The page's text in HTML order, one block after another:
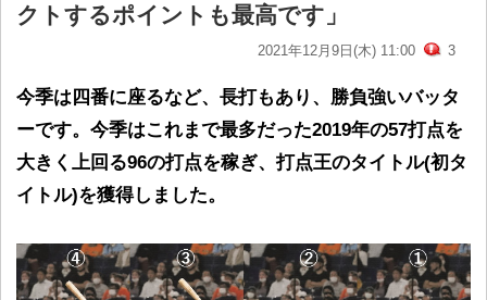
クトするポイントも最高です」
2021年12月9日(木) 11:00 3
今季は四番に座るなど、長打もあり、勝負強いバッタ
ーです。今季はこれまで最多だった2019年の57打点を
大きく上回る96の打点を稼ぎ、打点王のタイトル(初タ
イトル)を獲得しました。